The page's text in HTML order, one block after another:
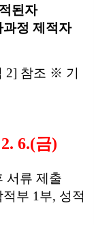
된자
과정 제적자
2] 참조 ※ 기
6.(금)
서류 제출
적부 1 부, 성적